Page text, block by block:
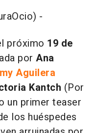
-
próximo 19 de
por Ana
Aguilera
Kantch (Por
un primer teaser
los huéspedes